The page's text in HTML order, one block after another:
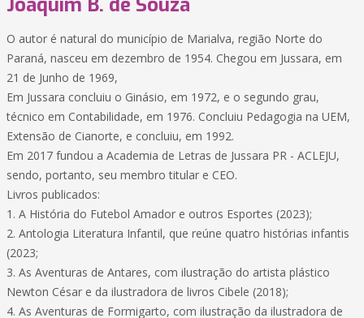
O autor é natural do município de Marialva, região Norte do
Paraná, nasceu em dezembro de 1954. Chegou em Jussara, em
21 de Junho de 1969,
Em Jussara concluiu o Ginásio, em 1972, e o segundo grau,
técnico em Contabilidade, em 1976. Concluiu Pedagogia na UEM,
Extensão de Cianorte, e concluiu, em 1992.
Em 2017 fundou a Academia de Letras de Jussara PR - ACLEJU,
sendo, portanto, seu membro titular e CEO.
Livros publicados:
1. A História do Futebol Amador e outros Esportes (2023);
2. Antologia Literatura Infantil, que reúne quatro histórias infantis
(2023;
3. As Aventuras de Antares, com ilustração do artista plástico
Newton César e da ilustradora de livros Cibele (2018);
4. As Aventuras de Formigarto, com ilustração da ilustradora de